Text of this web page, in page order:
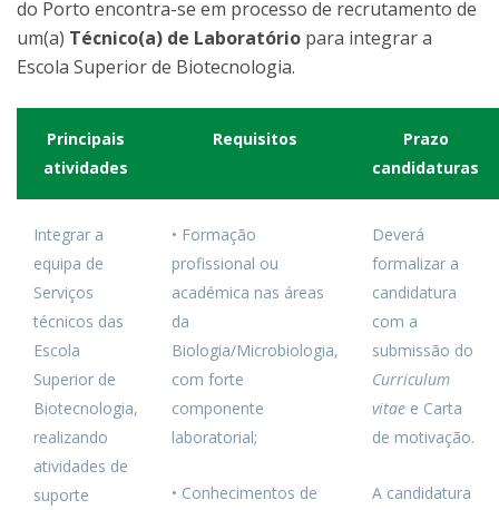
do Porto encontra-se em processo de recrutamento de
um(a) Técnico(a) de Laboratório para integrar a
Escola Superior de Biotecnologia.
Principais
atividades
Requisitos
Prazo
candidaturas
Integrar a
equipa de
Serviços
técnicos das
Escola
Superior de
Biotecnologia,
realizando
atividades de
suporte
• Formação
profissional ou
académica nas áreas
da
Biologia/Microbiologia,
com forte
componente
laboratorial;
• Conhecimentos de
Deverá
formalizar a
candidatura
com a
submissão do
Curriculum
vitae e Carta
de motivação.
A candidatura